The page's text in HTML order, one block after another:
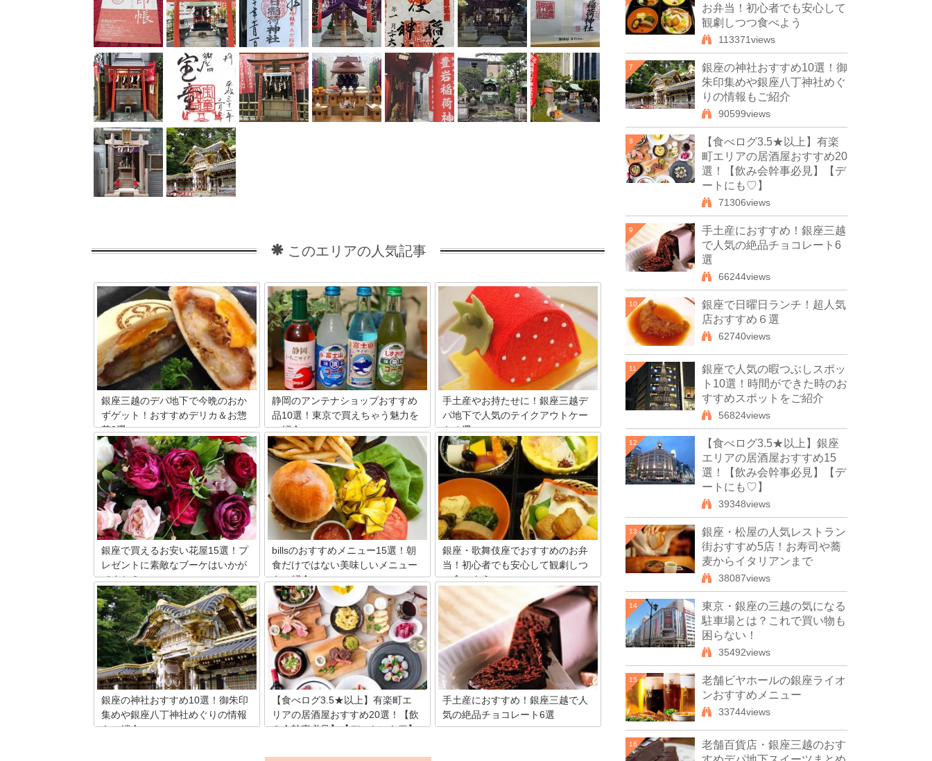
このエリアの人気記事
銀座三越のデパ地下で今晩のおか
ずゲット！おすすめデリカ＆お惣
菜8選
銀座三越のデパ地下と言えばスイーツの
名店ぞろいで有名ですが、お惣菜事情も
充実しています。今晩のおかずに一品プ
ラスしたいときや、献立に困ったときに
重宝しますよね。そこで今回は、おすす
めのデリカ8店をご紹介したいと思いま
す。
静岡のアンテナショップおすすめ
品10選！東京で買えちゃう魅力を
ご紹介
静岡のアンテナショップとは、静岡県の
名産品販売を行ったり、静岡県の観光情
報の提供も行ったりしている場所です。
今回は、都内にいながらでも静岡を思う
存分楽しめちゃう「静岡県のアンテナシ
ョップ」をご紹介します。ぜひ、静岡の
魅力を一緒に感じてみてくださいね。
手土産やお持たせに！銀座三越デ
パ地下で人気のテイクアウトケー
キ４選
日本に留まらず世界中の美味しい物が集
まる高級街、銀座。そんな銀座を代表す
る「銀座三越」で、お土産やプレゼント
にピッタリのケーキをゲットしません
か？本場フランス人が認めた最高のミル
フィーユや、100年以上の歴史を誇るド
イツの老舗洋菓子店のバウムクーヘン、
最高にキュートなケーキ等…今日は本当
に人気の高いお店を厳選して4軒ご紹介
したいと思います。
銀座で買えるお安い花屋15選！プ
レゼントに素敵なブーケはいかが
ですか？
日本有数のラグジュアリーな街・銀座に
店を構えるおしゃれな花屋さんをご紹介
します。オーダー制のお店・深夜まで営
業しているお店・銀座とは思えないほど
リーズナブルなお値段でブーケや鉢物を
購入できるお店など、個性的な花屋さん
を厳選してラインアップ！ぜひ、いざと
いう時にお役立てください。
billsのおすすめメニュー15選！朝
食だけではない美味しいメニュー
をご紹介
世界一美味しい朝食といわれているのが
bills。朝食のイメージがありますが、実
はその他のメニューも魅力的なものがず
らりと並んでいます。そこで今回は、人
気のリコッタパンケーキ以外のbillsの美
味しいメニューをランキング形式でご紹
介します。ランチやディナーで訪れる際
は、ぜひ参考にしてください。
銀座・歌舞伎座でおすすめのお弁
当！初心者でも安心して観劇しつ
つ食べよう
銀座の歌舞伎座。2013年にリニューアル
オープンしたことも記憶に新しいこの場
所は、観劇しながらお弁当が食べられる
ことでも有名です。今回は初心者の方に
もわかりやすく、歌舞伎座のお弁当事情
を紹介しつつオススメお弁当を紹介しま
す。
銀座の神社おすすめ10選！御朱印
集めや銀座八丁神社めぐりの情報
もご紹介
【食べログ3.5★以上】有楽町エ
リアの居酒屋おすすめ20選！【飲
み会幹事必見】【デートにも♡】
があまりにも多すぎてどのお店がいいの
手土産におすすめ！銀座三越で人
気の絶品チョコレート6選
お弁当！初心者でも安心して
観劇しつつ食べよう
113371views
7
銀座の神社おすすめ10選！御
朱印集めや銀座八丁神社めぐ
りの情報もご紹介
90599views
8
【食べログ3.5★以上】有楽
町エリアの居酒屋おすすめ20
選！【飲み会幹事必見】【デ
ートにも♡】
71306views
9
手土産におすすめ！銀座三越
で人気の絶品チョコレート6
選
66244views
10
銀座で日曜日ランチ！超人気
店おすすめ６選
62740views
11
銀座で人気の暇つぶしスポッ
ト10選！時間ができた時のお
すすめスポットをご紹介
56824views
12
【食べログ3.5★以上】銀座
エリアの居酒屋おすすめ15
選！【飲み会幹事必見】【デ
ートにも♡】
39348views
13
銀座・松屋の人気レストラン
街おすすめ5店！お寿司や蕎
麦からイタリアンまで
38087views
14
東京・銀座の三越の気になる
駐車場とは？これで買い物も
困らない！
35492views
15
老舗ビヤホールの銀座ライオ
ンおすすめメニュー
33744views
16
老舗百貨店・銀座三越のおす